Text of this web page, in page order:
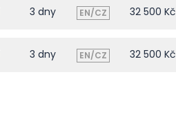
3 dny EN/CZ 32 500 Kč
3 dny EN/CZ 32 500 Kč